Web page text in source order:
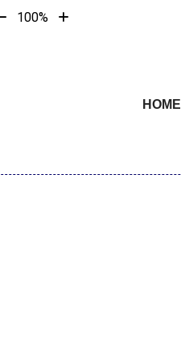
100%
Tekst
HOME